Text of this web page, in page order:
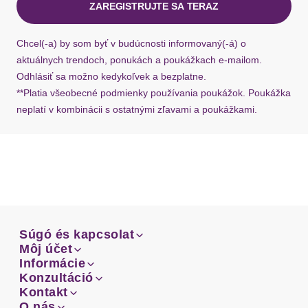
ZAREGISTRUJTE SA TERAZ
Chcel(-a) by som byť v budúcnosti informovaný(-á) o
aktuálnych trendoch, ponukách a poukážkach e-mailom.
Odhlásiť sa možno kedykoľvek a bezplatne.
**Platia všeobecné podmienky používania poukážok. Poukážka
neplatí v kombinácii s ostatnými zľavami a poukážkami.
Súgó és kapcsolat
Email
Facebook
Súgó és kapcsolat
Email
Facebook
Môj účet
Prehľad objednávok
Môj účet
Prehľad objednávok
Informácie
Doprava
Informácie
Doprava
Konzultáció
Sprievodca-veľkosťami
Konzultáció
Kontakt
Kontakt